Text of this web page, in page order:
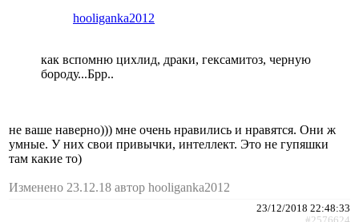
hooliganka2012
как вспомню цихлид, драки, гексамитоз, черную
бороду...Брр..
не ваше наверно))) мне очень нравились и нравятся. Они ж
умные. У них свои привычки, интеллект. Это не гупяшки
там какие то)
Изменено 23.12.18 автор hooliganka2012
23/12/2018 22:48:33